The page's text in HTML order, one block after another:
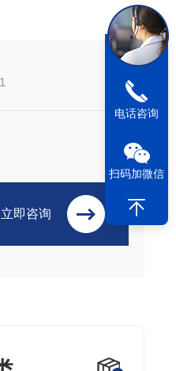
立即咨询
电话咨询
扫码加微信